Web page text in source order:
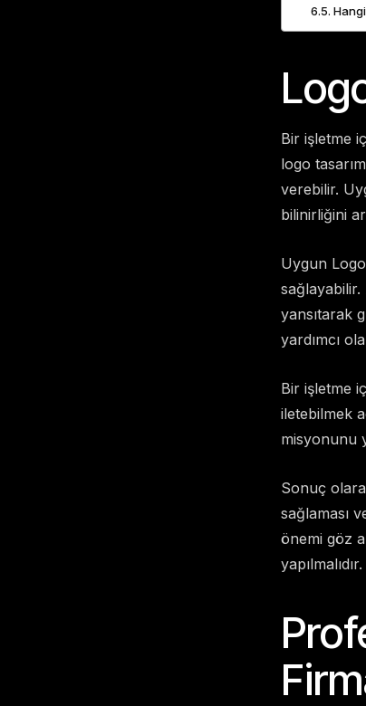
Bir işletme
logo
verebilir.
bilinirliğini
Uygun
sağlayabilir.
yansıtarak
yardımcı
Bir işletme
iletebilmek
misyonunu
Sonuç
sağlaması
önemi göz
yapılmalıdır.